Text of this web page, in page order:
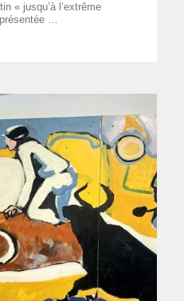
« jusqu’à l’extrême
…